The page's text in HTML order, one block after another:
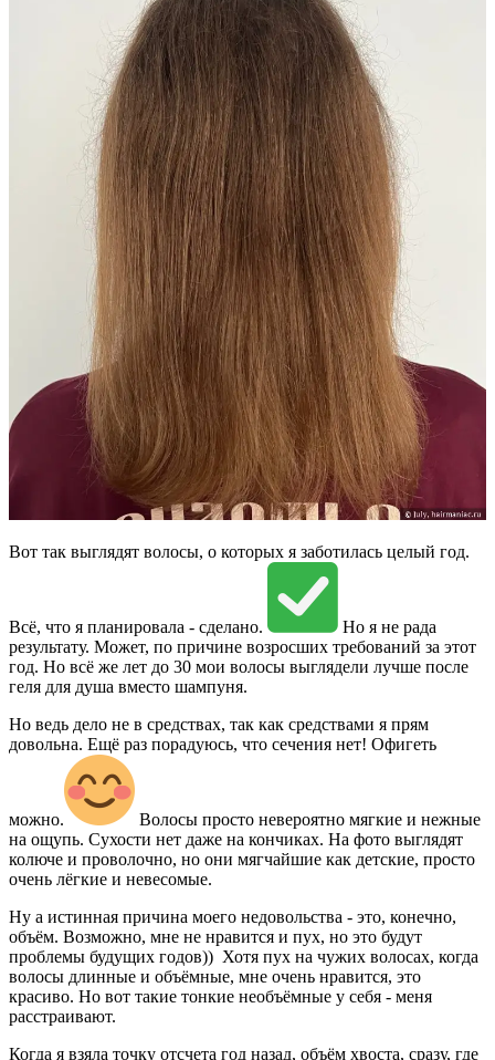
Вот так выглядят волосы, о которых я заботилась целый год.
Всё, что я планировала - сделано.
Но я не рада
результату. Может, по причине возросших требований за этот
год. Но всё же лет до 30 мои волосы выглядели лучше после
геля для душа вместо шампуня.
Но ведь дело не в средствах, так как средствами я прям
довольна. Ещё раз порадуюсь, что сечения нет! Офигеть
можно.
Волосы просто невероятно мягкие и нежные
на ощупь. Сухости нет даже на кончиках. На фото выглядят
колюче и проволочно, но они мягчайшие как детские, просто
очень лёгкие и невесомые.
Ну а истинная причина моего недовольства - это, конечно,
объём. Возможно, мне не нравится и пух, но это будут
проблемы будущих годов)) Хотя пух на чужих волосах, когда
волосы длинные и объёмные, мне очень нравится, это
красиво. Но вот такие тонкие необъёмные у себя - меня
расстраивают.
Когда я взяла точку отсчета год назад, объём хвоста, сразу, где